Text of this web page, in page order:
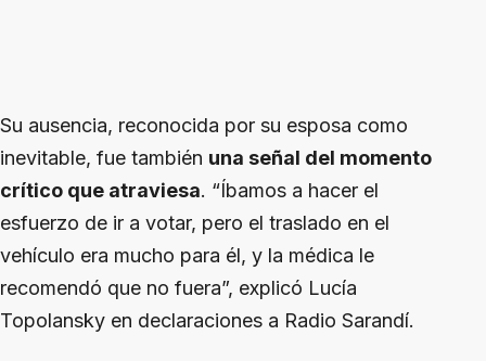
Su ausencia, reconocida por su esposa como
inevitable, fue también una señal del momento
crítico que atraviesa. “Íbamos a hacer el
esfuerzo de ir a votar, pero el traslado en el
vehículo era mucho para él, y la médica le
recomendó que no fuera”, explicó Lucía
Topolansky en declaraciones a Radio Sarandí.